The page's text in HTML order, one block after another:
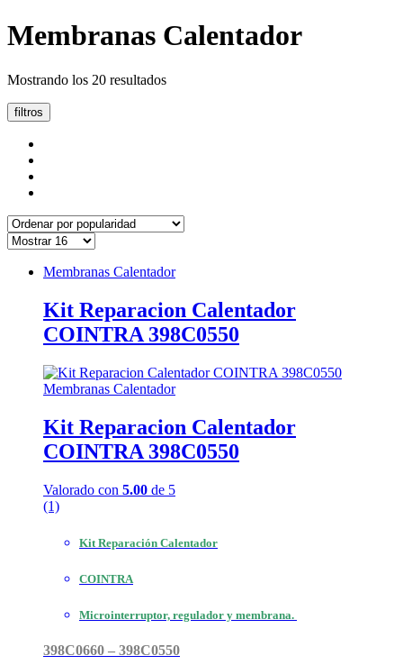
Membranas Calentador
Mostrando los 20 resultadosOrdenado
filtros
Membranas Calentador
Kit Reparacion Calentador
COINTRA 398C0550
Membranas Calentador
Kit Reparacion Calentador
COINTRA 398C0550
Valorado con 5.00 de 5
(1)
Kit Reparación Calentador
COINTRA
Microinterruptor, regulador y membrana.
398C0660 – 398C0550